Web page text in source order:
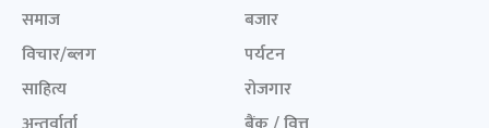
समाज
विचार/ब्लग
साहित्य
बजार
पर्यटन
रोजगार